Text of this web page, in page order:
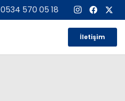
0534 570 05 18
İletişim